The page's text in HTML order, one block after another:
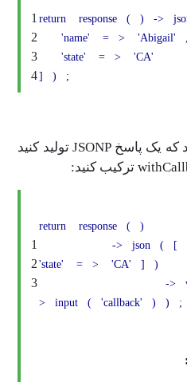
1
2
3
4
return response ( ) ->
'name'
= > 'Abigail'
,
'state'
= >
'CA'
]
) ;
اگر شما تمایل داشته باشید که یک پاسخ JSONP تولید کنید
1
2
3
return response (
)
->
json ( [
'state'
= > 'CA' ]
)
->
>
input ( 'callback' ) ) ;